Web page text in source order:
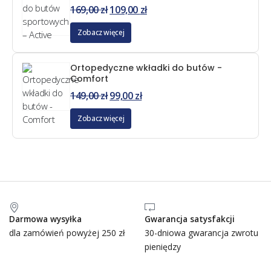
169,00zł109,00 zł
Zobacz więcej
Ortopedyczne wkładki do butów -
Comfort
149,00zł99,00zł
Zobacz więcej
Darmowa wysyłka
dla zamówień powyżej 250 zł
Gwarancja satysfakcji
30-dniowa gwarancja zwrotu
pieniędzy